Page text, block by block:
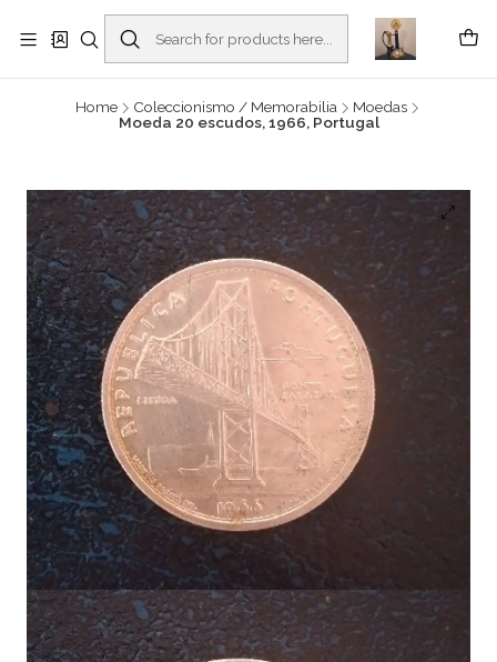
Buscantiguidades - Leilões. Colecionismo e antiguidades em Viana do
Castelo -
Read more
Home Coleccionismo / Memorabilia
Moedas
Moeda 20 escudos, 1966, Portugal